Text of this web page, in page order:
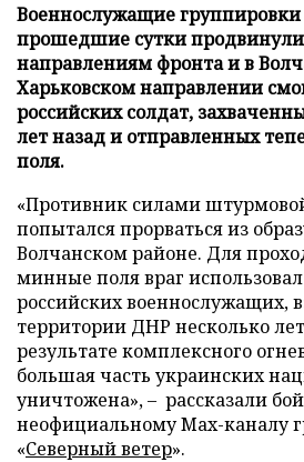
Военнослужащие группировки
прошедшие сутки
направлениям фронта и в
Харьковском направлении
российских солдат,
лет назад и отправленных
поля.
«Противник силами
попытался прорваться из
Волчанском районе. Для
минные поля враг
российских военнослужащих,
территории ДНР несколько
результате комплексного
большая часть украинских
уничтожена», – рассказали
неофициальному Max-каналу
«Северный ветер».